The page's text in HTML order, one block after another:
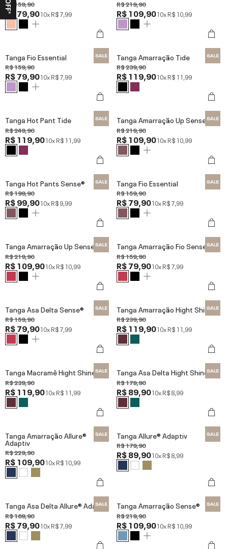
R$ 159,90
R$ 79,9010xR$ 7,99
R$ 219,90
R$ 109,9010xR$ 10,99
Tanga Fio Essential
R$ 159,90
R$ 79,9010xR$ 7,99
Tanga Amarração Tide
R$ 239,90
R$ 119,9010xR$ 11,99
Tanga Hot Pant Tide
R$ 249,90
R$ 119,9010xR$ 11,99
Tanga Amarração Up Sense®
R$ 219,90
R$ 109,9010xR$ 10,99
Tanga Hot Pants Sense®
R$ 199,90
R$ 99,9010xR$ 9,99
Tanga Fio Essential
R$ 159,90
R$ 79,9010xR$ 7,99
Tanga Amarração Up Sense®
R$ 219,90
R$ 109,9010xR$ 10,99
Tanga Amarração Fio Sense®
R$ 159,90
R$ 79,9010xR$ 7,99
Tanga Asa Delta Sense®
R$ 159,90
R$ 79,9010xR$ 7,99
Tanga Amarração Hight Shine
R$ 239,90
R$ 119,9010xR$ 11,99
Tanga Macramê Hight Shine
R$ 239,90
R$ 119,9010xR$ 11,99
Tanga Asa Delta Hight Shine
R$ 179,90
R$ 89,9010xR$ 8,99
Tanga Amarração Allure®
Adaptiv
R$ 229,90
R$ 109,9010xR$ 10,99
Tanga Allure® Adaptiv
R$ 179,90
R$ 89,9010xR$ 8,99
Tanga Asa Delta Allure® Adaptiv
R$ 169,90
R$ 79,9010xR$ 7,99
Tanga Amarração Sense®
R$ 219,90
R$ 109,9010xR$ 10,99